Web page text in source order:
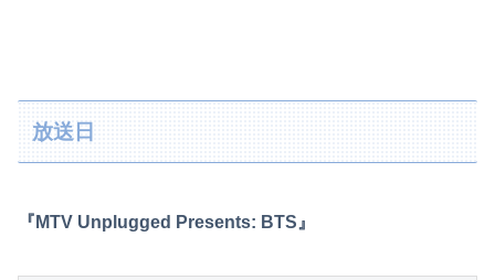
放送日
『MTV Unplugged Presents: BTS』